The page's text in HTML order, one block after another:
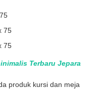
75
75
Terbaru Jepara
produk kursi dan meja